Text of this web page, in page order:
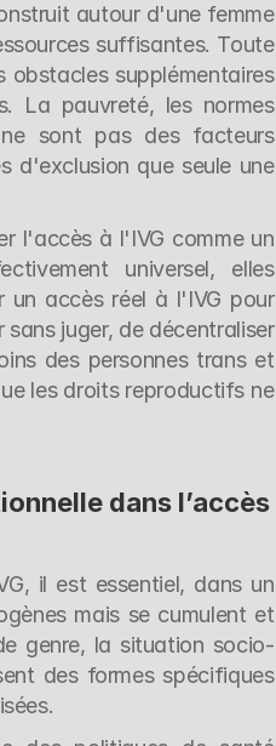
autour d'une femme
suffisantes. Toute
obstacles supplémentaires
La pauvreté, les normes
sont pas des facteurs
d'exclusion que seule une
l'accès à l'IVG comme un
universel, elles
un accès réel à l'IVG pour
juger, de décentraliser
des personnes trans et
les droits reproductifs ne
dans l’accès
il est essentiel, dans un
mais se cumulent et
genre, la situation socio-
des formes spécifiques